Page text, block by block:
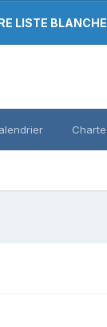
LISTE BLANCHE
Charte